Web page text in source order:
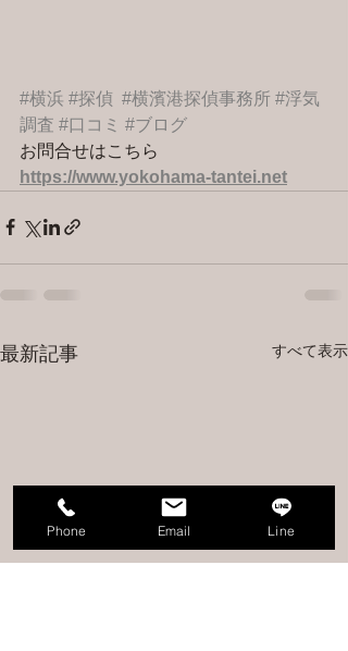
#横浜 #探偵 #横濱港探偵事務所 #浮気
調査 #口コミ #ブログ
お問合せはこちら
https://www.yokohama-tantei.net
最新記事 すべて表示
Phone Email Line